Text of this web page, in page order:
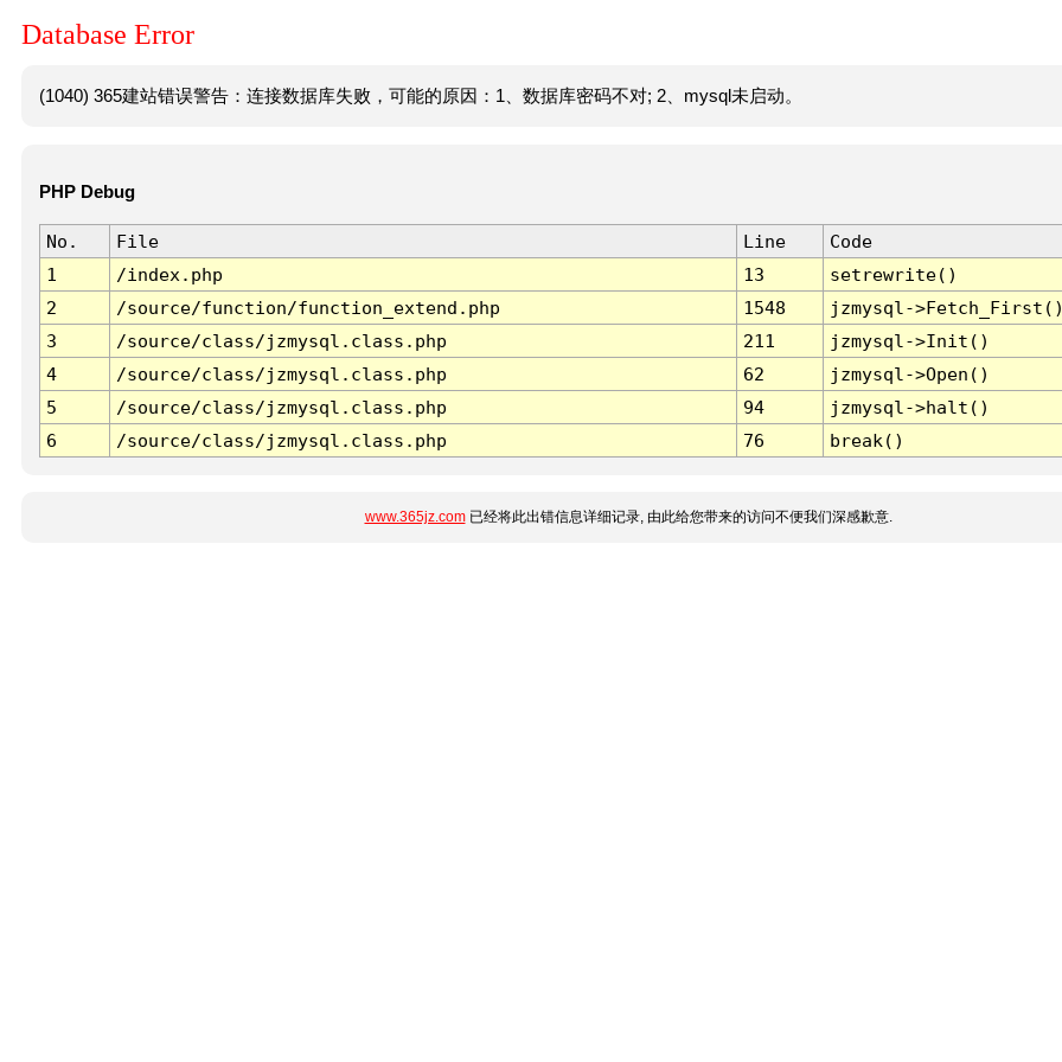
Database Error
(1040) 365建站错误警告：连接数据库失败，可能的原因：1、数据库密码不对; 2、mysql未启动。
PHP Debug
No. File Line
Code
1
/index.php 13
setrewrite()
2
/source/function/function_extend.php 1548
jzmysql-
3
/source/class/jzmysql.class.php 211
jzmysql->Init()
4
/source/class/jzmysql.class.php 62
jzmysql->Open()
5
/source/class/jzmysql.class.php 94
jzmysql->halt()
6
/source/class/jzmysql.class.php 76 break()
www.365jz.com已经将此出错信息详细记录, 由此给您带来的访问不便我们深感歉意.